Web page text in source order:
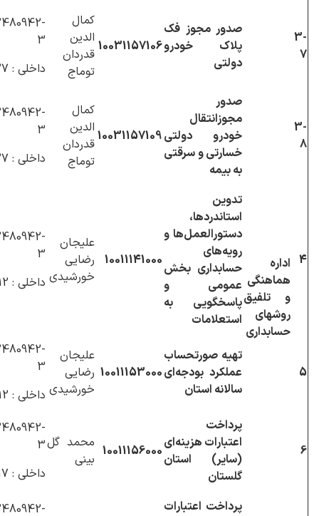
3-
7
صدور مجوز فک
پلاک خودرو
دولتی
10031157106
کمال
الدین
قدردان
توماج
3
داخلی : 1127
3-
8
صدور
مجوزانتقال
خودرو دولتی
خسارتی و سرقتی
به بیمه
10031157109
کمال
الدین
قدردان
توماج
3
داخلی : 1127
4 اداره
هماهنگی
و تلفیق
روشهای
حسابداری
تدوین
استاندردها،
دستورالعمل‌ها و
رویه‌های
حسابداری بخش
عمومی و
پاسخگویی به
استعلامات
10011141000
علیجان
رضایی
خورشیدی
3
داخلی : 1112
5
تهیه صورتحساب
عملکرد بودجه‌ای
سالانه استان
10011153000
علیجان
رضایی
خورشیدی
3
داخلی : 1112
6
پرداخت
اعتبارات هزینه‌ای
(سایر) استان
گلستان
10011156000 محمد گل
بینی
3
داخلی : 1217
پرداخت اعتبارات